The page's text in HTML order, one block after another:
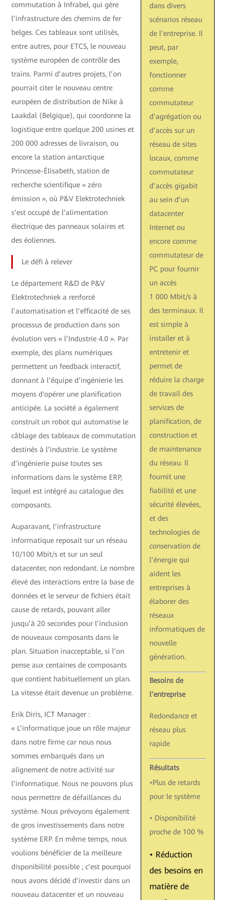
commutation à Infrabel, qui gère
l’infrastructure des chemins de fer
belges. Ces tableaux sont utilisés,
entre autres, pour ETCS, le nouveau
système européen de contrôle des
trains. Parmi d’autres projets, l’on
pourrait citer le nouveau centre
européen de distribution de Nike à
Laakdal (Belgique), qui coordonne la
logistique entre quelque 200 usines et
200 000 adresses de livraison, ou
encore la station antarctique
Princesse-Élisabeth, station de
recherche scientifique « zéro
émission », où P&V Elektrotechniek
s’est occupé de l’alimentation
électrique des panneaux solaires et
des éoliennes.
Le défi à relever
Le département R&D de P&V
Elektrotechniek a renforcé
l’automatisation et l’efficacité de ses
processus de production dans son
évolution vers « l’Industrie 4.0 ». Par
exemple, des plans numériques
permettent un feedback interactif,
donnant à l’équipe d’ingénierie les
moyens d'opérer une planification
anticipée. La société a également
construit un robot qui automatise le
câblage des tableaux de commutation
destinés à l’industrie. Le système
d’ingénierie puise toutes ses
informations dans le système ERP,
lequel est intégré au catalogue des
composants.
Auparavant, l’infrastructure
informatique reposait sur un réseau
10/100 Mbit/s et sur un seul
datacenter, non redondant. Le nombre
élevé des interactions entre la base de
données et le serveur de fichiers était
cause de retards, pouvant aller
jusqu’à 20 secondes pour l’inclusion
de nouveaux composants dans le
plan. Situation inacceptable, si l’on
pense aux centaines de composants
que contient habituellement un plan.
La vitesse était devenue un problème.
Erik Diris, ICT Manager :
« L’informatique joue un rôle majeur
dans notre firme car nous nous
sommes embarqués dans un
alignement de notre activité sur
l’informatique. Nous ne pouvons plus
nous permettre de défaillances du
système. Nous prévoyons également
de gros investissements dans notre
système ERP. En même temps, nous
voulions bénéficier de la meilleure
disponibilité possible ; c’est pourquoi
nous avons décidé d’investir dans un
nouveau datacenter et un nouveau
dans divers
scénarios réseau
de l’entreprise. Il
peut, par
exemple,
fonctionner
comme
commutateur
d’agrégation ou
d’accès sur un
réseau de sites
locaux, comme
commutateur
d’accès gigabit
au sein d’un
datacenter
Internet ou
encore comme
commutateur de
PC pour fournir
un accès
1 000 Mbit/s à
des terminaux. Il
est simple à
installer et à
entretenir et
permet de
réduire la charge
de travail des
services de
planification, de
construction et
de maintenance
du réseau. Il
fournit une
fiabilité et une
sécurité élevées,
et des
technologies de
conservation de
l’énergie qui
aident les
entreprises à
élaborer des
réseaux
informatiques de
nouvelle
génération.
Besoins de
l’entreprise
Redondance et
réseau plus
rapide
Résultats
•Plus de retards
pour le système
• Disponibilité
proche de 100 %
• Réduction
des besoins en
matière de